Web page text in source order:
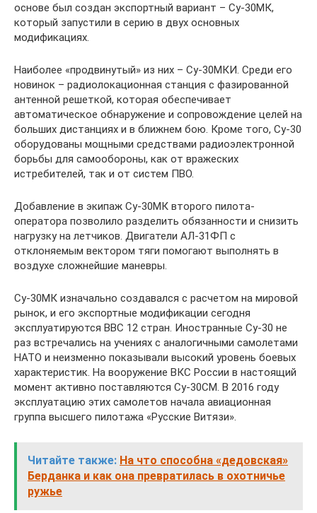
основе был создан экспортный вариант – Су-30МК,
который запустили в серию в двух основных
модификациях.
Наиболее «продвинутый» из них – Су-30МКИ. Среди его
новинок – радиолокационная станция с фазированной
антенной решеткой, которая обеспечивает
автоматическое обнаружение и сопровождение целей на
больших дистанциях и в ближнем бою. Кроме того, Су-30
оборудованы мощными средствами радиоэлектронной
борьбы для самообороны, как от вражеских
истребителей, так и от систем ПВО.
Добавление в экипаж Су-30МК второго пилота-
оператора позволило разделить обязанности и снизить
нагрузку на летчиков. Двигатели АЛ-31ФП с
отклоняемым вектором тяги помогают выполнять в
воздухе сложнейшие маневры.
Су-30МК изначально создавался с расчетом на мировой
рынок, и его экспортные модификации сегодня
эксплуатируются ВВС 12 стран. Иностранные Су-30 не
раз встречались на учениях с аналогичными самолетами
НАТО и неизменно показывали высокий уровень боевых
характеристик. На вооружение ВКС России в настоящий
момент активно поставляются Су-30СМ. В 2016 году
эксплуатацию этих самолетов начала авиационная
группа высшего пилотажа «Русские Витязи».
Читайте также: На что способна «дедовская»
Берданка и как она превратилась в охотничье
ружье